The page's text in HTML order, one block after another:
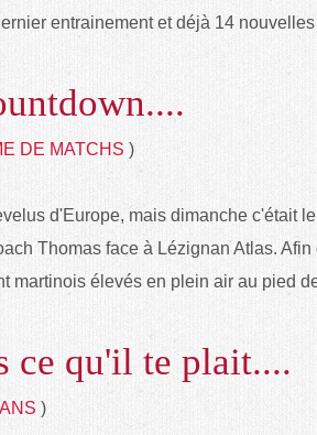
entrainement et déjà 14
DE MATCHS )
d'Europe, mais dimanche c'était
Thomas face à Lézignan Atlas.
martinois élevés en plein air au pied
ce qu'il te plait....
)